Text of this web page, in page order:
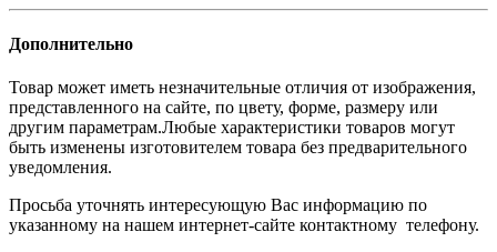
Дополнительно
Товар может иметь незначительные отличия от изображения,
представленного на сайте, по цвету, форме, размеру или
другим параметрам.Любые характеристики товаров могут
быть изменены изготовителем товара без предварительного
уведомления.
Просьба уточнять интересующую Вас информацию по
указанному на нашем интернет-сайте контактному телефону.